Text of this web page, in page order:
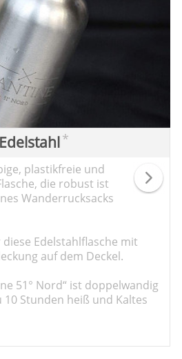
*
plastikfreie und
die robust ist
Wanderrucksacks
Edelstahlflasche mit
auf dem Deckel.
51° Nord“ ist doppelwandig
10 Stunden heiß und Kaltes